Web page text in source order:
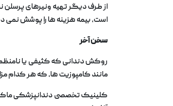
از طرف دیگر تهیه ونیرهای پرسلن
است، بیمه هزینه ها را پوشش نمی
سخن آخر
روکش دندانی که کثیفی یا
مانند کامپوزیت ها، که هر کدام